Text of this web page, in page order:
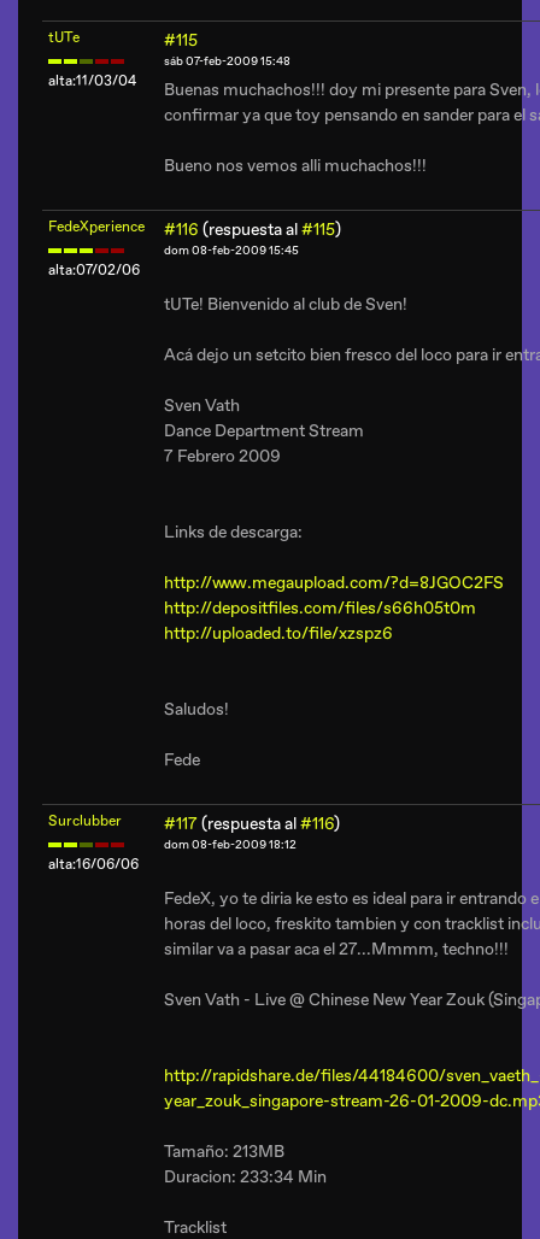
tUTe
alta:11/03/04
#115
sáb 07-feb-2009 15:48
Buenas muchachos!!! doy mi presente para Sven,
confirmar ya que toy pensando en sander para el
Bueno nos vemos alli muchachos!!!
FedeXperience
alta:07/02/06
#116 (respuesta al#115)
dom 08-feb-2009 15:45
tUTe! Bienvenido al club de Sven!
Acá dejo un setcito bien fresco del loco para ir
Sven Vath
Dance Department Stream
7 Febrero 2009
Links de descarga:
http://www.megaupload.com/?d=8JGOC2FS
http://depositfiles.com/files/s66h05t0m
http://uploaded.to/file/xzspz6
Saludos!
Fede
Surclubber
alta:16/06/06
#117(respuesta al#116)
dom 08-feb-2009 18:12
FedeX, yo te diria ke esto es ideal para ir entrando
horas del loco, freskito tambien y con tracklist
similar va a pasar aca el 27...Mmmm, techno!!!
Sven Vath - Live @ Chinese New Year Zouk
http://rapidshare.de/files/44184600/
year_zouk_singapore-stream-26-01-2009-
Tamaño: 213MB
Duracion: 233:34 Min
Tracklist